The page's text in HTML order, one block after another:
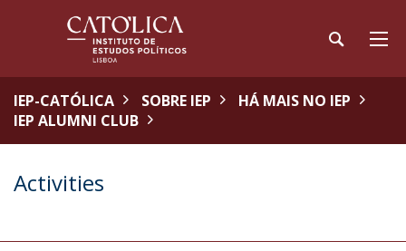
IEP-CATÓLICA SOBRE IEP
HÁ MAIS NO IEP
IEP ALUMNI CLUB
Activities